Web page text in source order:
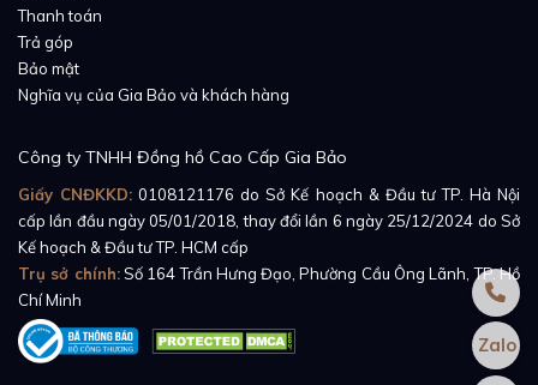
Thanh toán
Trả góp
Bảo mật
Nghĩa vụ của Gia Bảo và khách hàng
Công ty TNHH Đồng hồ Cao Cấp Gia Bảo
Giấy CNĐKKD: 0108121176 do Sở Kế hoạch & Đầu tư TP. Hà Nội
cấp lần đầu ngày 05/01/2018, thay đổi lần 6 ngày 25/12/2024 do Sở
Kế hoạch & Đầu tư TP. HCM cấp
Trụ sở chính:Số 164 Trần Hưng Đạo, Phường Cầu Ông Lãnh, TP. Hồ
Chí Minh
Zalo